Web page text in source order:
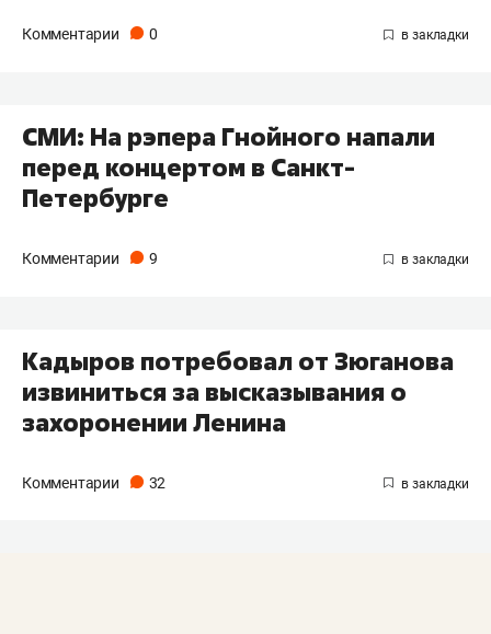
Комментарии 0
СМИ: На рэпера Гнойного напали
перед концертом в Санкт-
Петербурге
Комментарии 9
Кадыров потребовал от Зюганова
извиниться за высказывания о
захоронении Ленина
Комментарии 32